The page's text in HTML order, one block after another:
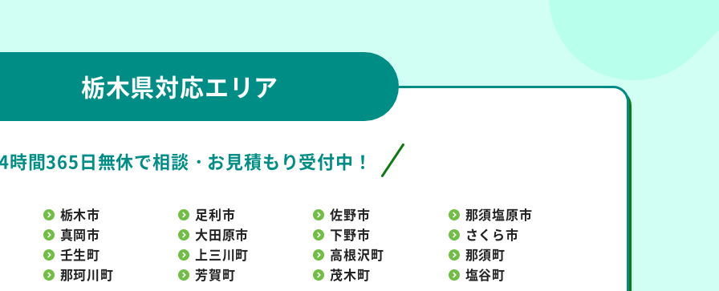
栃木県対応エリア
時間365日無休で相談・お見積もり受付中！
栃木市 足利市 佐野市
那須塩原市
真岡市
大田原市 下野市
さくら市
壬生町
上三川町 高根沢町
那須町
那珂川町
芳賀町 茂木町 塩谷町